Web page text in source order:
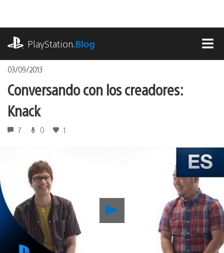
contenido
PlayStation.Blog
03/09/2013
Conversando con los creadores:
Knack
7 0 1
Reproducir
Conversando
con
creadores: